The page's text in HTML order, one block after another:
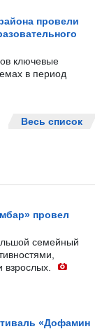
провели
ключевые
в период
Весь список
провел
семейный
взрослых.
«Дофамин